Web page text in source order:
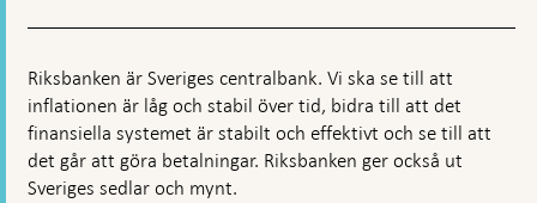
Riksbanken är Sveriges centralbank. Vi ska se till att
inflationen är låg och stabil över tid, bidra till att det
finansiella systemet är stabilt och effektivt och se till att
det går att göra betalningar. Riksbanken ger också ut
Sveriges sedlar och mynt.